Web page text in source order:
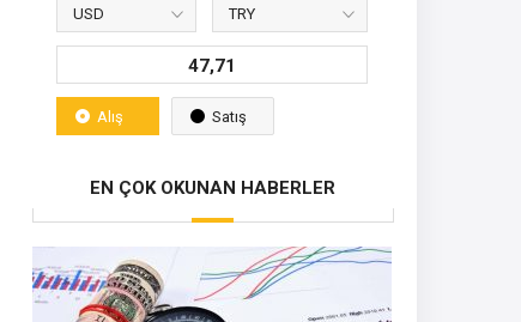
47,71
Alış Satış
EN ÇOK OKUNAN HABERLER